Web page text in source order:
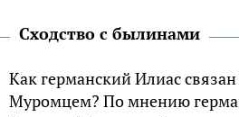
Сходство с былинами
Как германский Илиас
Муромцем? По мнению